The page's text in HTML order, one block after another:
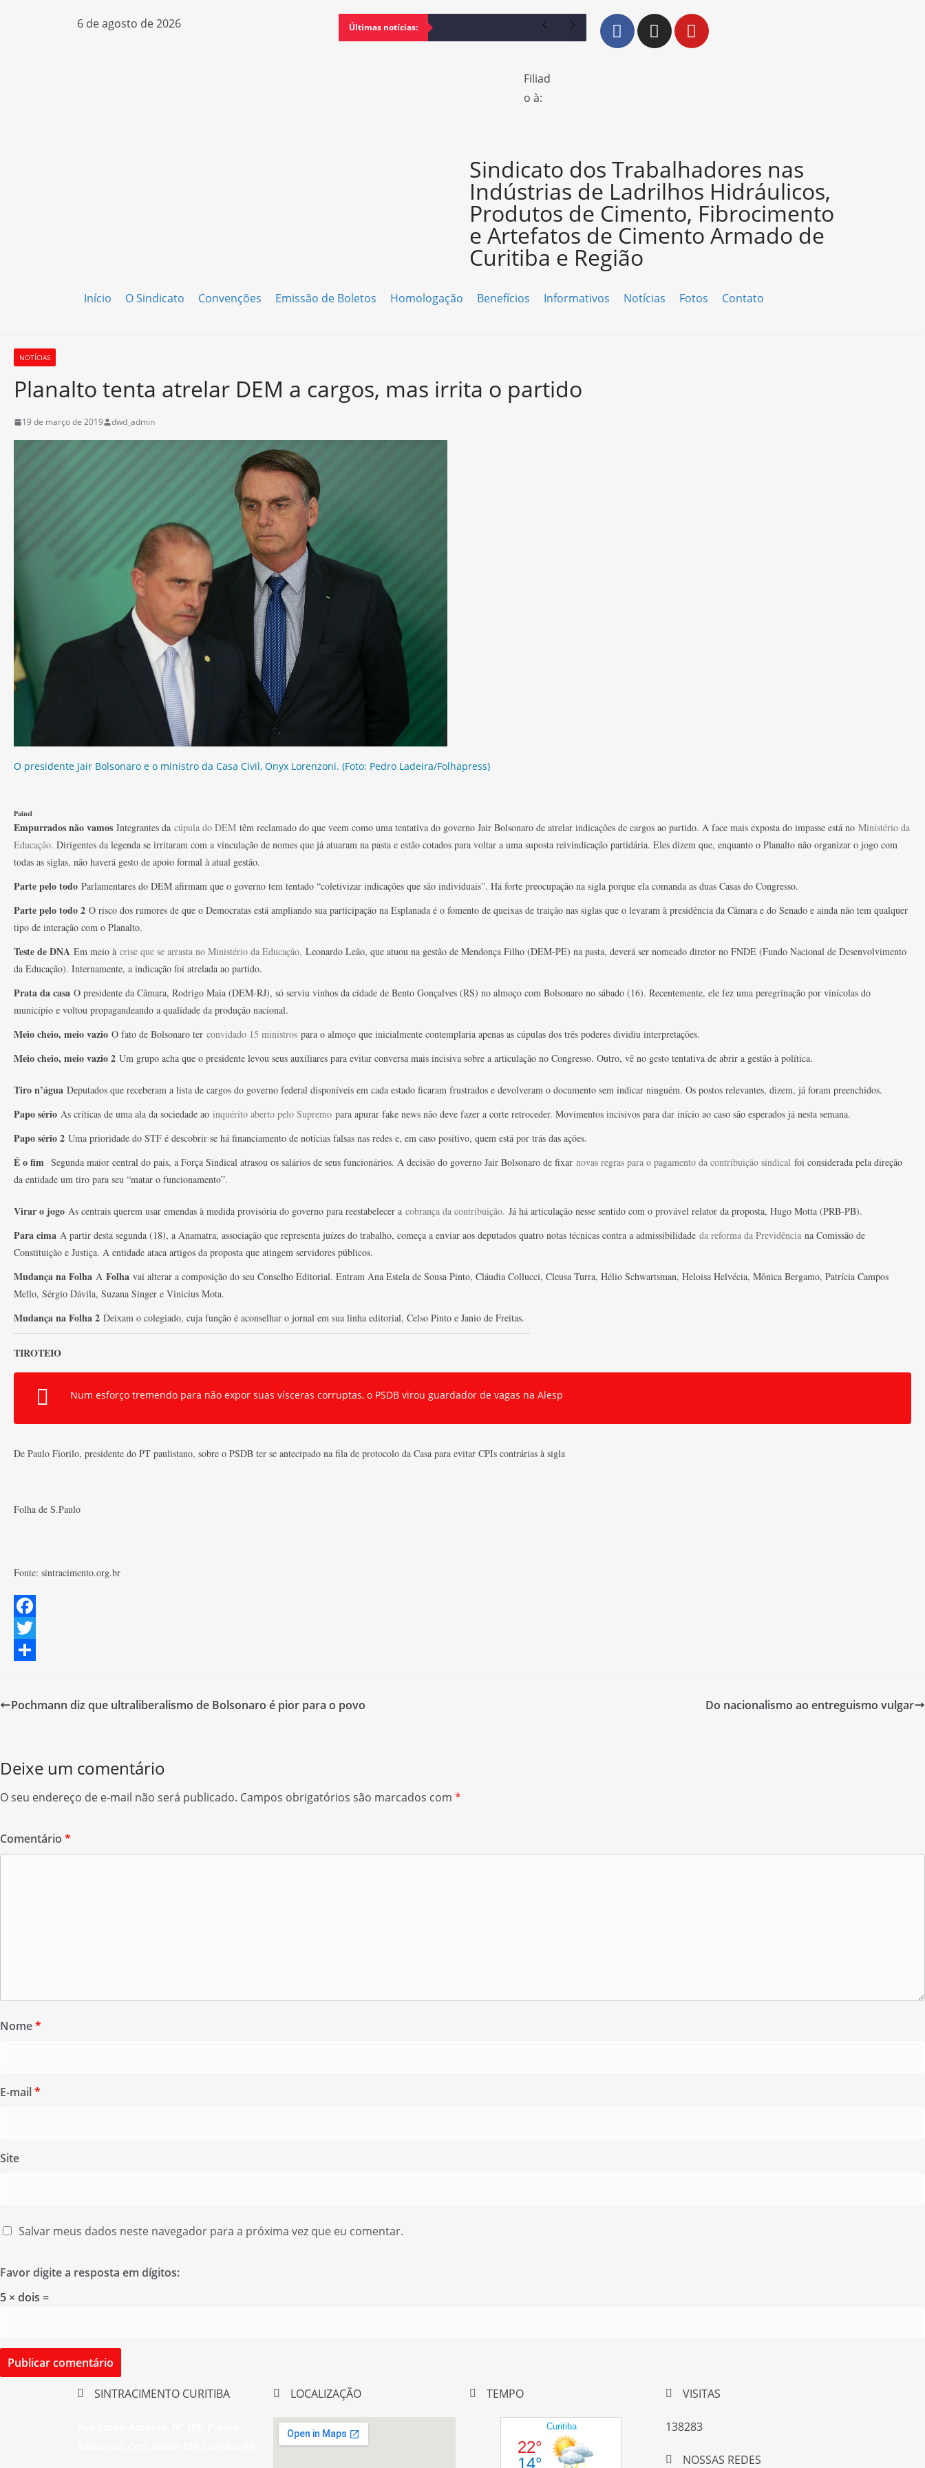
6 de agosto de 2026 Últimas notícias:
Filiad
o à:
Sindicato dos Trabalhadores nas
Indústrias de Ladrilhos Hidráulicos,
Produtos de Cimento, Fibrocimento
e Artefatos de Cimento Armado de
Curitiba e Região
Início O Sindicato Convenções Emissão de Boletos Homologação Benefícios Informativos Notícias Fotos Contato
NOTÍCIAS
Planalto tenta atrelar DEM a cargos, mas irrita o partido
19 de março de 2019 dwd_admin
O presidente Jair Bolsonaro e o ministro da Casa Civil, Onyx Lorenzoni. (Foto: Pedro Ladeira/Folhapress)
Painel
Empurrados não vamos Integrantes da cúpula do DEM têm reclamado do que veem como uma tentativa do governo Jair Bolsonaro de atrelar indicações de cargos ao partido. A face mais exposta do impasse está no Ministério da
Educação. Dirigentes da legenda se irritaram com a vinculação de nomes que já atuaram na pasta e estão cotados para voltar a uma suposta reivindicação partidária. Eles dizem que, enquanto o Planalto não organizar o jogo com
todas as siglas, não haverá gesto de apoio formal à atual gestão.
Parte pelo todo Parlamentares do DEM afirmam que o governo tem tentado “coletivizar indicações que são individuais”. Há forte preocupação na sigla porque ela comanda as duas Casas do Congresso.
Parte pelo todo 2 O risco dos rumores de que o Democratas está ampliando sua participação na Esplanada é o fomento de queixas de traição nas siglas que o levaram à presidência da Câmara e do Senado e ainda não tem qualquer
tipo de interação com o Planalto.
Teste de DNA Em meio à crise que se arrasta no Ministério da Educação, Leonardo Leão, que atuou na gestão de Mendonça Filho (DEM-PE) na pasta, deverá ser nomeado diretor no FNDE (Fundo Nacional de Desenvolvimento
da Educação). Internamente, a indicação foi atrelada ao partido.
Prata da casa O presidente da Câmara, Rodrigo Maia (DEM-RJ), só serviu vinhos da cidade de Bento Gonçalves (RS) no almoço com Bolsonaro no sábado (16). Recentemente, ele fez uma peregrinação por vinícolas do
município e voltou propagandeando a qualidade da produção nacional.
Meio cheio, meio vazio O fato de Bolsonaro ter convidado 15 ministros para o almoço que inicialmente contemplaria apenas as cúpulas dos três poderes dividiu interpretações.
Meio cheio, meio vazio 2 Um grupo acha que o presidente levou seus auxiliares para evitar conversa mais incisiva sobre a articulação no Congresso. Outro, vê no gesto tentativa de abrir a gestão à política.
Tiro n’água Deputados que receberam a lista de cargos do governo federal disponíveis em cada estado ficaram frustrados e devolveram o documento sem indicar ninguém. Os postos relevantes, dizem, já foram preenchidos.
Papo sério As críticas de uma ala da sociedade ao inquérito aberto pelo Supremo para apurar fake news não deve fazer a corte retroceder. Movimentos incisivos para dar início ao caso são esperados já nesta semana.
Papo sério 2 Uma prioridade do STF é descobrir se há financiamento de notícias falsas nas redes e, em caso positivo, quem está por trás das ações.
É o fim Segunda maior central do país, a Força Sindical atrasou os salários de seus funcionários. A decisão do governo Jair Bolsonaro de fixar novas regras para o pagamento da contribuição sindical foi considerada pela direção
da entidade um tiro para seu “matar o funcionamento”.
Virar o jogo As centrais querem usar emendas à medida provisória do governo para reestabelecer a cobrança da contribuição. Já há articulação nesse sentido com o provável relator da proposta, Hugo Motta (PRB-PB).
Para cima A partir desta segunda (18), a Anamatra, associação que representa juízes do trabalho, começa a enviar aos deputados quatro notas técnicas contra a admissibilidade da reforma da Previdência na Comissão de
Constituição e Justiça. A entidade ataca artigos da proposta que atingem servidores públicos.
Mudança na Folha A Folha vai alterar a composição do seu Conselho Editorial. Entram Ana Estela de Sousa Pinto, Cláudia Collucci, Cleusa Turra, Hélio Schwartsman, Heloisa Helvécia, Mônica Bergamo, Patrícia Campos
Mello, Sérgio Dávila, Suzana Singer e Vinicius Mota.
Mudança na Folha 2 Deixam o colegiado, cuja função é aconselhar o jornal em sua linha editorial, Celso Pinto e Janio de Freitas.
TIROTEIO
Num esforço tremendo para não expor suas vísceras corruptas, o PSDB virou guardador de vagas na Alesp
De Paulo Fiorilo, presidente do PT paulistano, sobre o PSDB ter se antecipado na fila de protocolo da Casa para evitar CPIs contrárias à sigla
Folha de S.Paulo
Fonte: sintracimento.org.br
F
aT
Pochmann diz que ultraliberalismo de Bolsonaro é pior para o povo Do nacionalismo ao entreguismo vulgar
Deixe um comentário
O seu endereço de e-mail não será publicado. Campos obrigatórios são marcados com *
Comentário *
Nome*
E-mail*
Site
Salvar meus dados neste navegador para a próxima vez que eu comentar.
Favor digite a resposta em dígitos:
5 × dois =
SINTRACIMENTO CURITIBA LOCALIZAÇÃO TEMPO VISITAS
138283
NOSSAS REDES